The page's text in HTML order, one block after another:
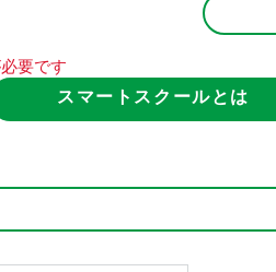
要です
スマートスクールとは